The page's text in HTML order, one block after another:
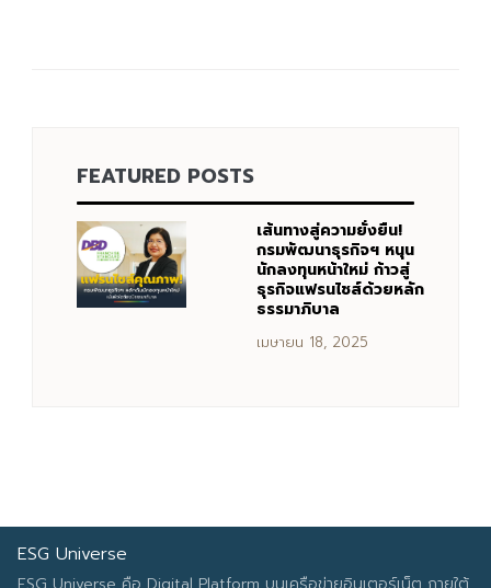
Search
FEATURED POSTS
เส้นทางสู่ความยั่งยืน!
กรมพัฒนาธุรกิจฯ หนุน
นักลงทุนหน้าใหม่ ก้าวสู่
ธุรกิจแฟรนไชส์ด้วยหลัก
ธรรมาภิบาล
เมษายน 18, 2025
ESG Universe